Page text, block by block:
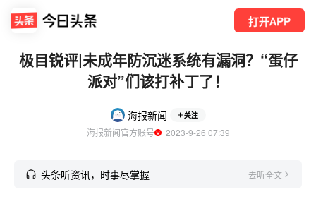
打开APP
极目锐评|未成年防沉迷系统有漏洞？“蛋仔
派对”们该打补丁了！
海报新闻 关注
海报新闻官方账号
  2023-9-26 07:39
头条听资讯，时事尽掌握 去听全文